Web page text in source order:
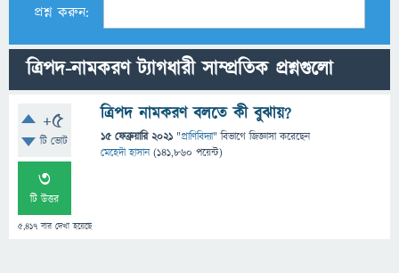
প্রশ্ন করুন:
ত্রিপদ-নামকরণ ট্যাগধারী সাম্প্রতিক প্রশ্নগুলো
+5
টি ভোট
3
টি উত্তর
5,417 বার দেখা হয়েছে
ত্রিপদ নামকরণ বলতে কী বুঝায়?
15 ফেব্রুয়ারি 2021 "প্রাণিবিদ্যা" বিভাগে জিজ্ঞাসাকরেছেন
মেহেদী হাসান (141,860 পয়েন্ট)